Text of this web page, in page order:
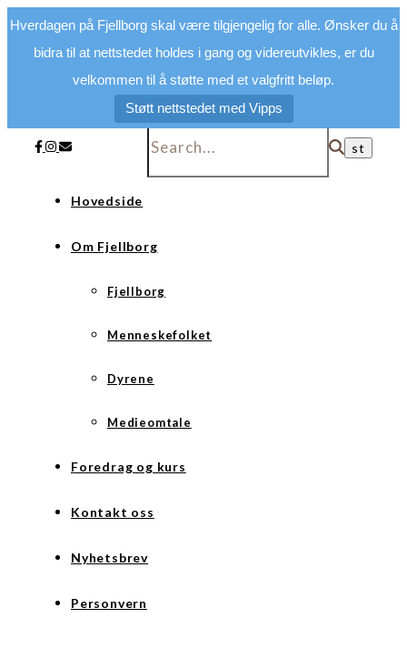
Hverdagen på Fjellborg skal være tilgjengelig for alle. Ønsker du å
bidra til at nettstedet holdes i gang og videreutvikles, er du
velkommen til å støtte med et valgfritt beløp.
Støtt nettstedet med Vipps
Hovedside
Om Fjellborg
Fjellborg
Menneskefolket
Dyrene
Medieomtale
Foredrag og kurs
Kontakt oss
Nyhetsbrev
Personvern